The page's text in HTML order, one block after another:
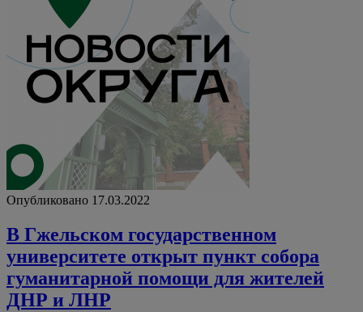
Опубликовано 17.03.2022
В Гжельском государственном
университете открыт пункт собора
гуманитарной помощи для жителей
ДНР и ЛНР